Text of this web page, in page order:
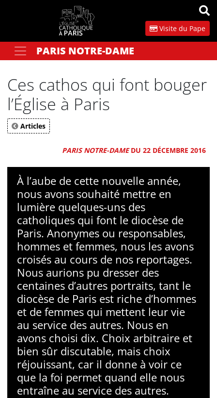
Visite du Pape
Votre recherchePARIS NOTRE-DAME
Ces cathos qui font bouger
l’Église à Paris
Articles
PARIS NOTRE-DAMEDU 22 DÉCEMBRE 2016
À l’aube de cette nouvelle année,
nous avons souhaité mettre en
lumière quelques-uns des
catholiques qui font le diocèse de
Paris. Anonymes ou responsables,
hommes et femmes, nous les avons
croisés au cours de nos reportages.
Nous aurions pu dresser des
centaines d’autres portraits, tant le
diocèse de Paris est riche d’hommes
et de femmes qui mettent leur vie
au service des autres. Nous en
avons choisi dix. Choix arbitraire et
bien sûr discutable, mais choix
réjouissant, car il donne à voir ce
que la foi permet quand elle nous
entraîne au service des autres.
Panneau de gestion des cookies